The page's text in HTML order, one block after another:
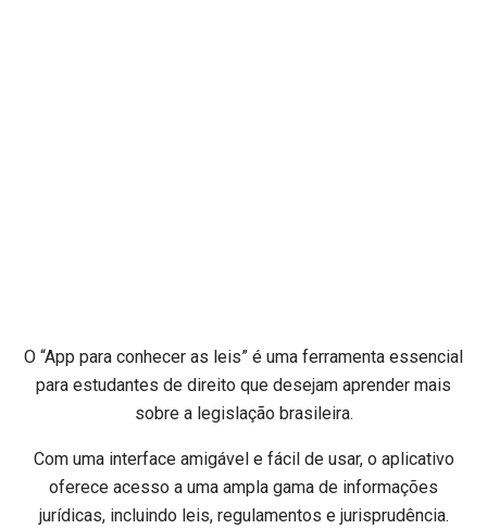
O “App para conhecer as leis” é uma ferramenta essencial
para estudantes de direito que desejam aprender mais
sobre a legislação brasileira.
Com uma interface amigável e fácil de usar, o aplicativo
oferece acesso a uma ampla gama de informações
jurídicas, incluindo leis, regulamentos e jurisprudência.